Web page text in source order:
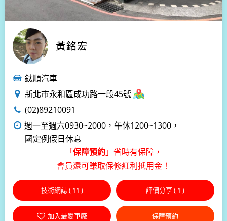
黃銘宏
鈦順汽車
新北市永和區成功路一段45號
(02)89210091
週一至週六0930~2000，午休1200~1300，
國定例假日休息
「保障預約 」省時有保障，
會員還可賺取保修紅利抵用金！
技術網誌 ( 11 ) 評價分享 ( 1 )
加入最愛車廠 保障預約